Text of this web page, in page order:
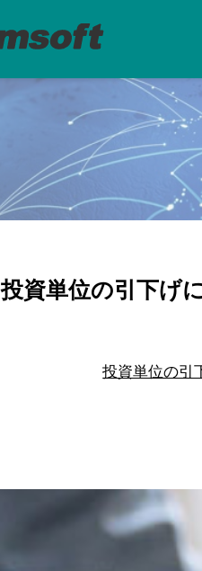
投資単位の引下げ
投資単位の引